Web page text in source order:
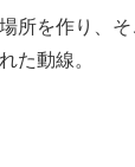
所を作り、
た動線。